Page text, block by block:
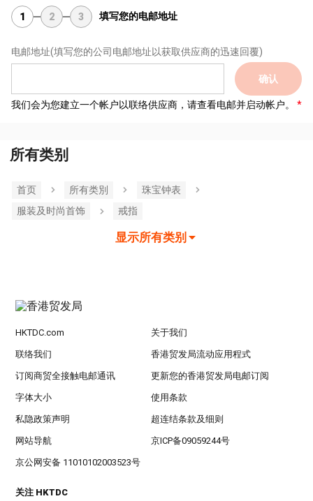
1 2 3 填写您的电邮地址
电邮地址(填写您的公司电邮地址以获取供应商的迅速回覆)
确认
我们会为您建立一个帐户以联络供应商，请查看电邮并启动帐户。
所有类别
首页 所有类別
珠宝钟表
服装及时尚首饰
戒指
显示所有类别
HKTDC.com 关于我们
联络我们 香港贸发局流动应用程式
订阅商贸全接触电邮通讯 更新您的香港贸发局电邮订阅
字体大小 使用条款
私隐政策声明 超连结条款及细则
网站导航 京ICP备09059244号
京公网安备 11010102003523号
关注 HKTDC